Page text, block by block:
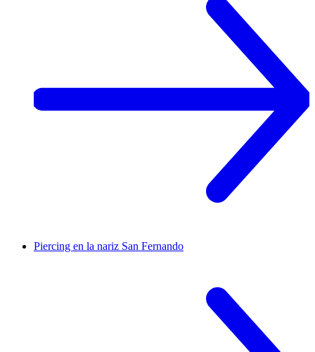
Piercing en la nariz San Fernando